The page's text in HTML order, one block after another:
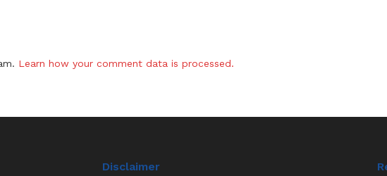
Learn how your comment data is processed.
Disclaimer